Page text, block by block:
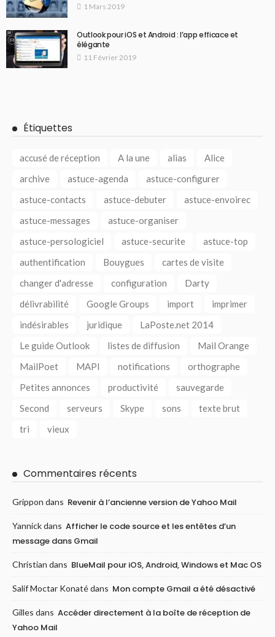
1 Mars 2019
Outlook pour iOS et Android : l’app efficace et
élégante
11 Février 2019
Étiquettes
accusé de réception A la une alias
Alice
archive
astuce-agenda
astuce-configurer
astuce-contacts
astuce-debuter
astuce-envoirec
astuce-messages
astuce-organiser
astuce-persologiciel
astuce-securite
astuce-top
authentification
Bouygues
cartes de visite
changer d'adresse
configuration
Darty
délivrabilité
Google Groups import
imprimer
indésirables
juridique
LaPoste.net 2014
Le guide Outlook
listes de diffusion
Mail Orange
MailPoet
MAPI notifications
orthographe
Petites annonces
productivité
sauvegarde
Second
serveurs Skype sons
texte brut
tri
vieux
Commentaires récents
Grippon dans Revenir à l’ancienne version de Yahoo Mail
Yannickdans Afficher le code source et les entêtes d’un
message dans Gmail
Christian dans BlueMail pour iOS, Android, Windows et Mac OS
Salif Moctar Konatédans Mon compte Gmail a été désactivé
Gilles dans Accéder directement à la boîte de réception de
Yahoo Mail